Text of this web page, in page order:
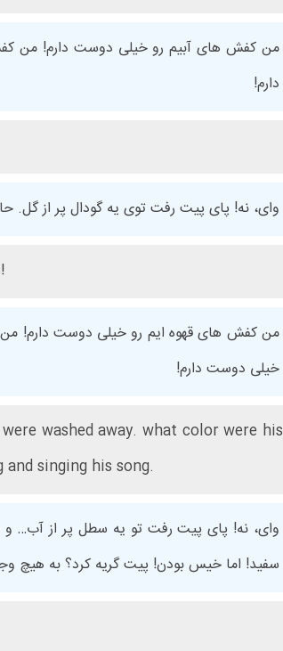
من کفش های آبیم رو خیلی دوست دارم! من
دارم!
وای، نه! پای پیت رفت توی یه گودال پر از گل.
من کفش های قهوه ایم رو خیلی دوست دارم!
خیلی دوست دارم!
washed away. what color were his
singing his song.
وای، نه! پای پیت رفت تو یه سطل پر از
سفید! اما خیس بودن! پیت گریه کرد؟ به هیچ